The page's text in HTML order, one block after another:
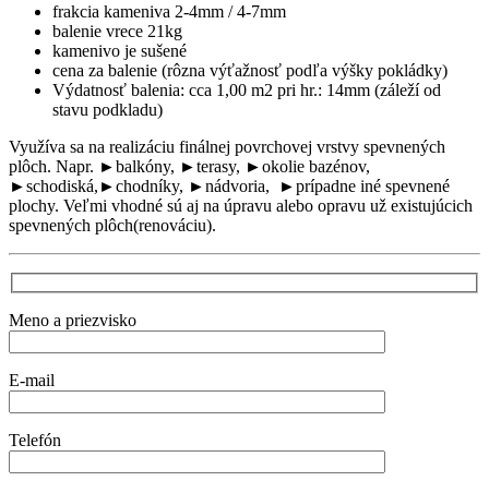
frakcia kameniva 2-4mm / 4-7mm
balenie vrece 21kg
kamenivo je sušené
cena za balenie (rôzna výťažnosť podľa výšky pokládky)
Výdatnosť balenia: cca 1,00 m2 pri hr.: 14mm (záleží od
stavu podkladu)
Využíva sa na realizáciu finálnej povrchovej vrstvy spevnených
plôch. Napr. ►balkóny, ►terasy, ►okolie bazénov,
►schodiská,►chodníky, ►nádvoria, ►prípadne iné spevnené
plochy. Veľmi vhodné sú aj na úpravu alebo opravu už existujúcich
spevnených plôch(renováciu).
Meno a priezvisko
E-mail
Telefón